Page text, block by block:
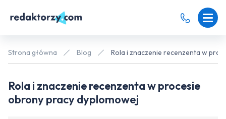
Strona główna Blog Rola i znaczenie recenzenta w
Rola i znaczenie recenzenta w procesie
obrony pracy dyplomowej